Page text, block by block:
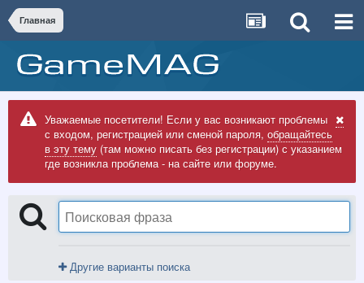
Главная
Уважаемые посетители! Если у вас возникают проблемы
с входом, регистрацией или сменой пароля, обращайтесь
в эту тему (там можно писать без регистрации) с указанием
где возникла проблема - на сайте или форуме.
Другие варианты поиска